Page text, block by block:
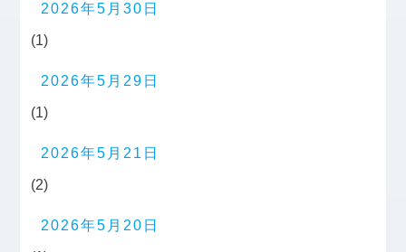
2026年5月30日
(1)
2026年5月29日
(1)
2026年5月21日
(2)
2026年5月20日